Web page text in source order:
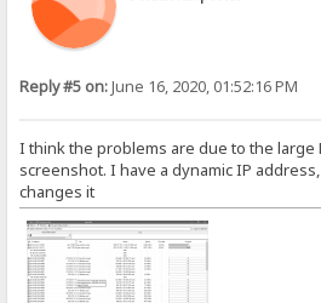
Reply #5 on:June 16, 2020, 01:52:16 PM
I think the problems are due to the large
screenshot. I have a dynamic IP
changes it